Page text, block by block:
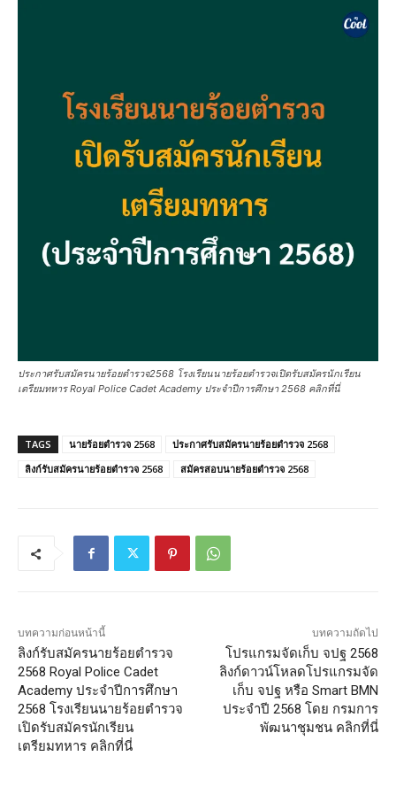
ประกาศรับสมัครนายร้อยตำรวจ2568 โรงเรียนนายร้อยตำรวจเปิดรับสมัครนักเรียน
เตรียมทหาร Royal Police Cadet Academy ประจำปีการศึกษา 2568 คลิกที่นี่
TAGS นายร้อยตำรวจ 2568
ประกาศรับสมัครนายร้อยตำรวจ 2568
ลิงก์รับสมัครนายร้อยตำรวจ 2568
สมัครสอบนายร้อยตำรวจ 2568
บทความก่อนหน้านี้
ลิงก์รับสมัครนายร้อยตำรวจ
2568 Royal Police Cadet
Academy ประจำปีการศึกษา
2568 โรงเรียนนายร้อยตำรวจ
เปิดรับสมัครนักเรียน
เตรียมทหาร คลิกที่นี่
บทความถัดไป
โปรแกรมจัดเก็บ จปฐ 2568
ลิงก์ดาวน์โหลดโปรแกรมจัด
เก็บ จปฐ หรือ Smart BMN
ประจำปี 2568 โดย กรมการ
พัฒนาชุมชน คลิกที่นี่